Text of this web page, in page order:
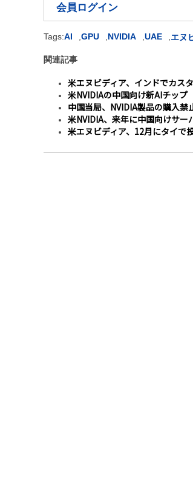
会員ログイン
Tags:AI GPU NVIDIA UAE エヌ
関連記事
米エヌビディア、インドでカス
米NVIDIAの中国向け新AIチップ
中国当局、NVIDIA製品の購入
米NVIDIA、来年に中国向けサー
米エヌビディア、12月にタイで